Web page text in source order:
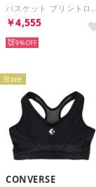
バスケット プリントロングスリーブシャツ CB252365L （2800 C.ネイビー）
￥4,555
9%
Store
CONVERSE